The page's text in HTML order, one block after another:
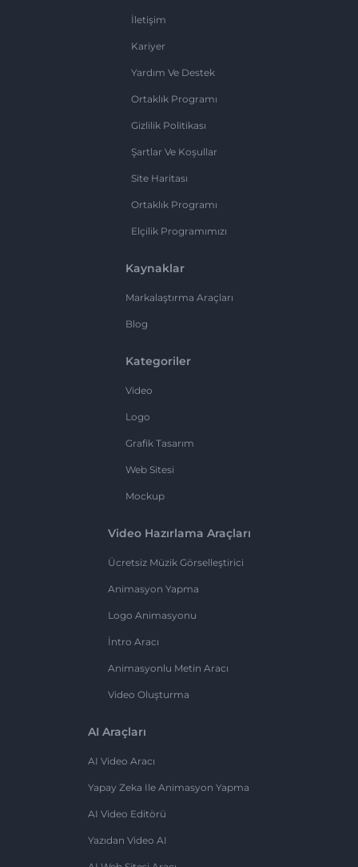
İletişim
Kariyer
Yardım Ve Destek
Ortaklık Programı
Gizlilik Politikası
Şartlar Ve Koşullar
Site Haritası
Ortaklık Programı
Elçilik Programımızı
Kaynaklar
Markalaştırma Araçları
Blog
Kategoriler
Video
Logo
Grafik Tasarım
Web Sitesi
Mockup
Video Hazırlama Araçları
Ücretsiz Müzik Görselleştirici
Animasyon Yapma
Logo Animasyonu
İntro Aracı
Animasyonlu Metin Aracı
Video Oluşturma
AI Araçları
AI Video Aracı
Yapay Zeka Ile Animasyon Yapma
AI Video Editörü
Yazıdan Video AI